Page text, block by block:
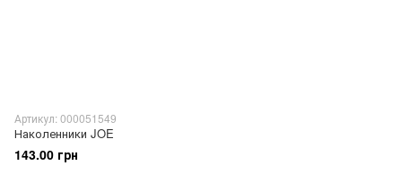
Артикул: 000051549
Наколенники JOE
143.00 грн